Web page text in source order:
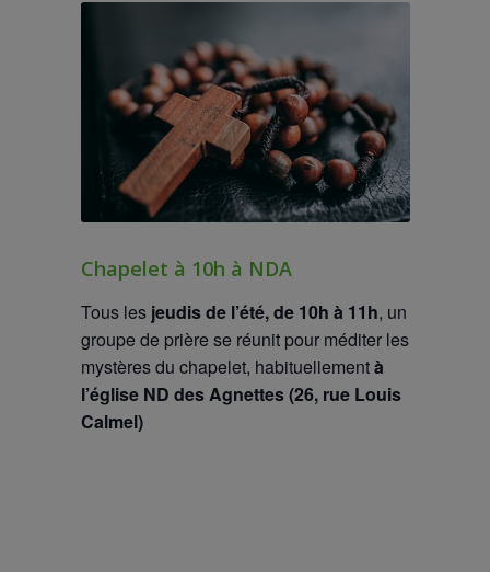
Chapelet à 10h à NDA
Tous les jeudis de l’été, de 10h à 11h, un
groupe de prière se réunit pour méditer les
mystères du chapelet, habituellementà
l’église ND des Agnettes (26, rue Louis
Calmel)